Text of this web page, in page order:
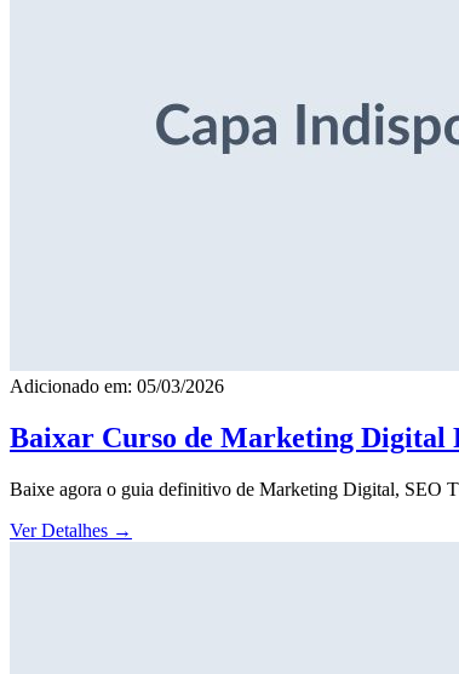
Adicionado em: 05/03/2026
Baixar Curso de Marketing Digital
Baixe agora o guia definitivo de Marketing Digital, SEO
Ver Detalhes →